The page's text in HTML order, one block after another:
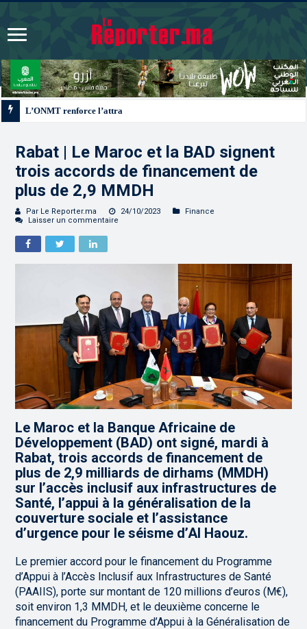
Rabat | Le Maroc et la BAD signent
trois accords de financement de
plus de 2,9 MMDH
Par Le Reporter.ma 24/10/2023
Finance
Laisser un commentaire
Le Maroc et la Banque Africaine de
Développement (BAD) ont signé, mardi à
Rabat, trois accords de financement de
plus de 2,9 milliards de dirhams (MMDH)
sur l’accès inclusif aux infrastructures de
Santé, l’appui à la généralisation de la
couverture sociale et l’assistance
d’urgence pour le séisme d’Al Haouz.
Le premier accord pour le financement du Programme
d’Appui à l’Accès Inclusif aux Infrastructures de Santé
(PAAIIS), porte sur montant de 120 millions d’euros (M€),
soit environ 1,3 MMDH, et le deuxième concerne le
financement du Programme d’Appui à la Généralisation de